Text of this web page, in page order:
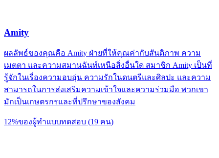
Amity
ผลลัพธ์ของคุณคือ Amity ฝ่ายที่ให้คุณค่ากับสันติภาพ ความ
เมตตา และความสมานฉันท์เหนือสิ่งอื่นใด สมาชิก Amity เป็นที่
รู้จักในเรื่องความอบอุ่น ความรักในดนตรีและศิลปะ และความ
สามารถในการส่งเสริมความเข้าใจและความร่วมมือ พวกเขา
มักเป็นเกษตรกรและที่ปรึกษาของสังคม
12%ของผู้ทำแบบทดสอบ (19 คน)